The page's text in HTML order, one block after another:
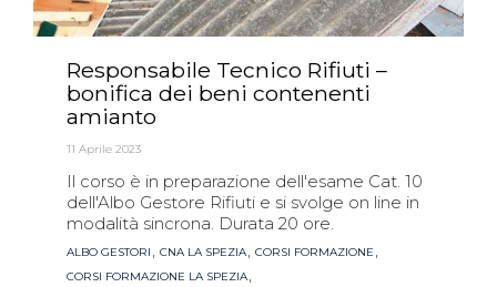
Responsabile Tecnico Rifiuti –
bonifica dei beni contenenti
amianto
11 Aprile 2023
Il corso è in preparazione dell'esame Cat. 10
dell'Albo Gestore Rifiuti e si svolge on line in
modalità sincrona. Durata 20 ore.
Tags
ALBO GESTORI , CNA LA SPEZIA, CORSI FORMAZIONE ,
CORSI FORMAZIONE LA SPEZIA,